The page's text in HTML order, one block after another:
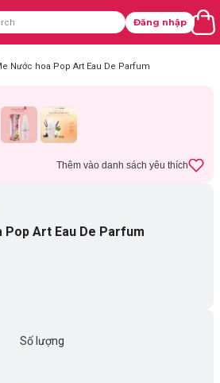
Đăng nhập
Nước hoa Pop Art Eau De Parfum
Thêm vào danh sách yêu thích
Pop Art Eau De Parfum
Số lượng